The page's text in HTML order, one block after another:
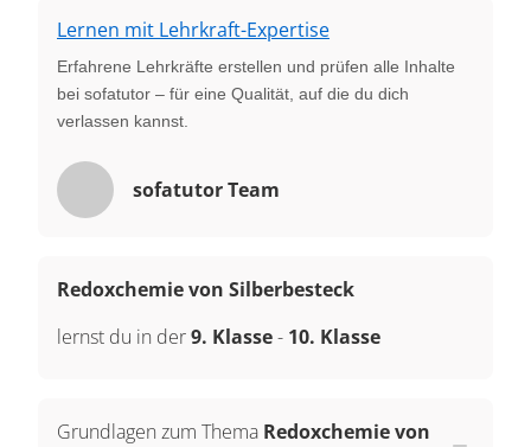
Lernen mit Lehrkraft-Expertise
Erfahrene Lehrkräfte erstellen und prüfen alle Inhalte
bei sofatutor – für eine Qualität, auf die du dich
verlassen kannst.
sofatutor Team
Redoxchemie von Silberbesteck
lernst du in der9. Klasse- 10. Klasse
Grundlagen zum Thema Redoxchemie von